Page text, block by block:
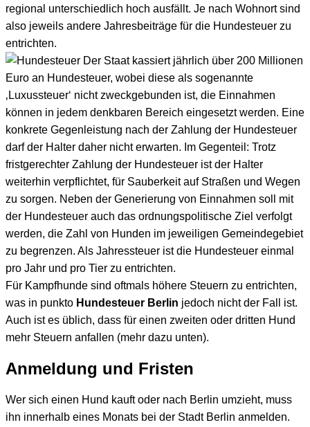
regional unterschiedlich hoch ausfällt. Je nach Wohnort sind
also jeweils andere Jahresbeiträge für die Hundesteuer zu
entrichten.
Der Staat kassiert jährlich über 200 Millionen
Euro an Hundesteuer, wobei diese als sogenannte
‚Luxussteuer‘ nicht zweckgebunden ist, die Einnahmen
können in jedem denkbaren Bereich eingesetzt werden. Eine
konkrete Gegenleistung nach der Zahlung der Hundesteuer
darf der Halter daher nicht erwarten. Im Gegenteil: Trotz
fristgerechter Zahlung der Hundesteuer ist der Halter
weiterhin verpflichtet, für Sauberkeit auf Straßen und Wegen
zu sorgen. Neben der Generierung von Einnahmen soll mit
der Hundesteuer auch das ordnungspolitische Ziel verfolgt
werden, die Zahl von Hunden im jeweiligen Gemeindegebiet
zu begrenzen. Als Jahressteuer ist die Hundesteuer einmal
pro Jahr und pro Tier zu entrichten.
Für Kampfhunde sind oftmals höhere Steuern zu entrichten,
was in punkto Hundesteuer Berlin jedoch nicht der Fall ist.
Auch ist es üblich, dass für einen zweiten oder dritten Hund
mehr Steuern anfallen (mehr dazu unten).
Anmeldung und Fristen
Wer sich einen Hund kauft oder nach Berlin umzieht, muss
ihn innerhalb eines Monats bei der Stadt Berlin anmelden.